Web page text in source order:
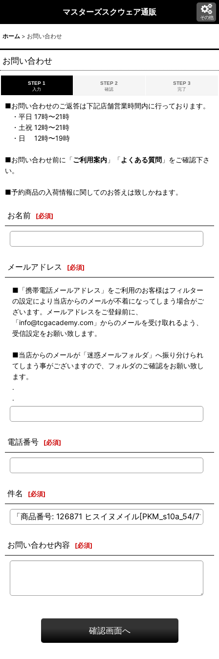
マスターズスクウェア通販
その他
ホーム > お問い合わせ
お問い合わせ
STEP 1
入力
STEP 2
確認
STEP 3
完了
■お問い合わせのご返答は下記店舗営業時間内に行っております。
・平日 17時〜21時
・土祝 12時〜21時
・日 12時〜19時
■お問い合わせ前に「ご利用案内 」「よくある質問 」をご確認下さ
い。
■予約商品の入荷情報に関してのお答えは致しかねます。
お名前 [必須]
メールアドレス [必須]
■「携帯電話メールアドレス」をご利用のお客様はフィルター
の設定により当店からのメールが不着になってしまう場合がご
ざいます。メールアドレスをご登録前に、
「info@tcgacademy.com」からのメールを受け取れるよう、
受信設定をお願い致します。
■当店からのメールが「迷惑メールフォルダ」へ振り分けられ
てしまう事がございますので、フォルダのご確認をお願い致し
ます。
.
.
電話番号 [必須]
件名 [必須]
お問い合わせ内容 [必須]
確認画面へ